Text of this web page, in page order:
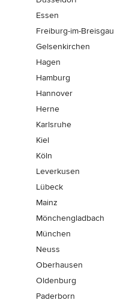
Essen
Freiburg-im-Breisgau
Gelsenkirchen
Hagen
Hamburg
Hannover
Herne
Karlsruhe
Kiel
Köln
Leverkusen
Lübeck
Mainz
Mönchen­gladbach
München
Neuss
Oberhausen
Oldenburg
Paderborn